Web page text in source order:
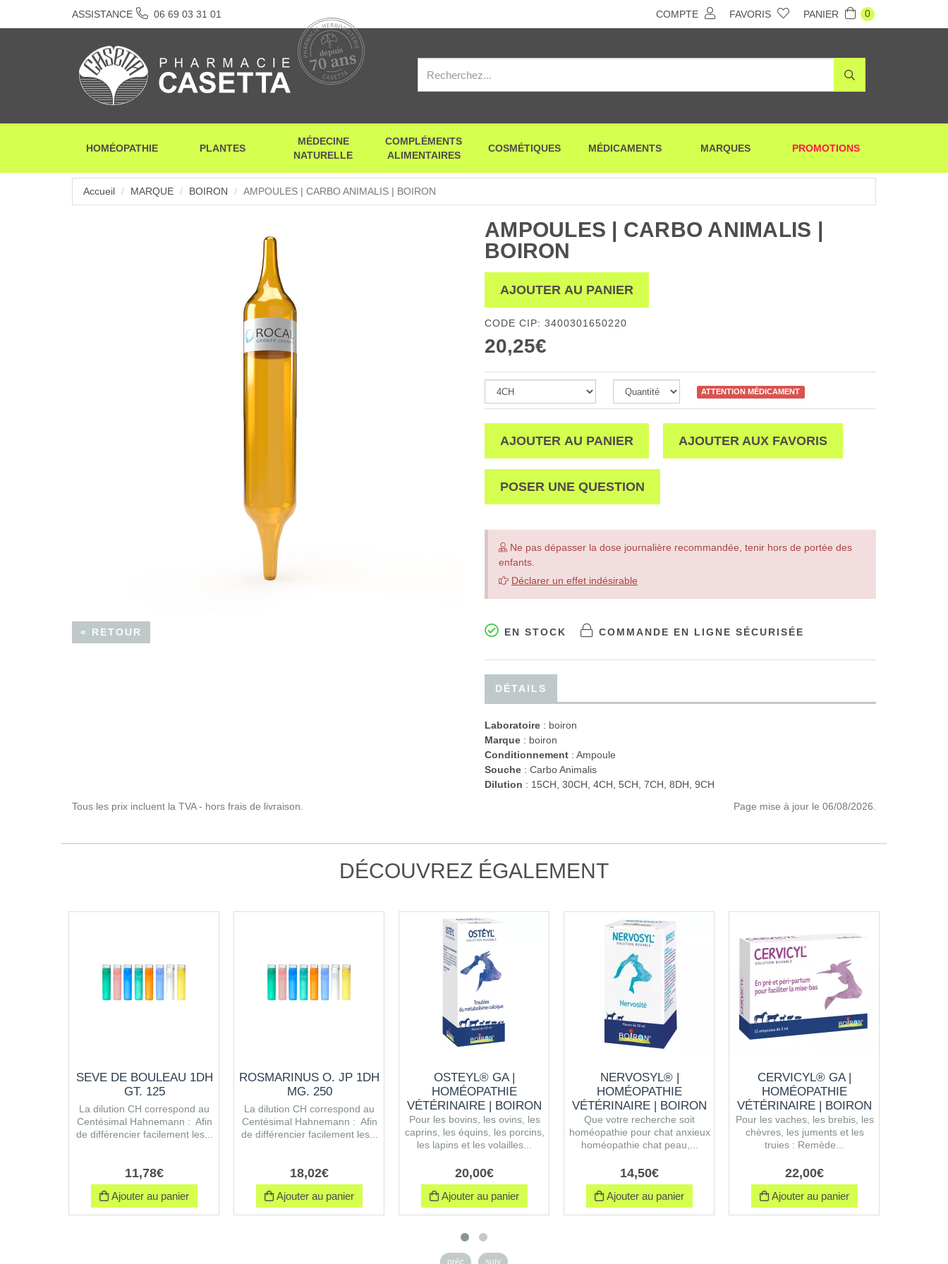
ASSISTANCE 06 69 03 31 01 COMPTE FAVORIS PANIER 0
HOMÉOPATHIE PLANTES
MÉDECINE
NATURELLE
COMPLÉMENTS
ALIMENTAIRES
COSMÉTIQUES MÉDICAMENTS MARQUES PROMOTIONS
Accueil MARQUE BOIRON AMPOULES | CARBO ANIMALIS | BOIRON
« RETOUR
AMPOULES | CARBO ANIMALIS |
BOIRON
AJOUTER AU PANIER
CODE CIP: 3400301650220
20,25€
ATTENTION MÉDICAMENT
AJOUTER AU PANIER AJOUTER AUX FAVORIS
POSER UNE QUESTION
Ne pas dépasser la dose journalière recommandée, tenir hors de portée des
enfants.
Déclarer un effet indésirable
EN STOCK COMMANDE EN LIGNE SÉCURISÉE
DÉTAILS
Laboratoire : boiron
Marque : boiron
Conditionnement : Ampoule
Souche : Carbo Animalis
Dilution : 15CH, 30CH, 4CH, 5CH, 7CH, 8DH, 9CH
Tous les prix incluent la TVA - hors frais de livraison.
Page mise à jour le 06/08/2026.
DÉCOUVREZ ÉGALEMENT
SEVE DE BOULEAU 1DH
GT. 125
La dilution CH correspond au
Centésimal Hahnemann : Afin
de différencier facilement les...
11,78€
Ajouter au panier
ROSMARINUS O. JP 1DH
MG. 250
La dilution CH correspond au
Centésimal Hahnemann : Afin
de différencier facilement les...
18,02€
Ajouter au panier
OSTEYL® GA |
HOMÉOPATHIE
VÉTÉRINAIRE | BOIRON
Pour les bovins, les ovins, les
caprins, les équins, les porcins,
les lapins et les volailles...
20,00€
Ajouter au panier
NERVOSYL® |
HOMÉOPATHIE
VÉTÉRINAIRE | BOIRON
Que votre recherche soit
homéopathie pour chat anxieux
homéopathie chat peau,...
14,50€
Ajouter au panier
CERVICYL® GA |
HOMÉOPATHIE
VÉTÉRINAIRE | BOIRON
Pour les vaches, les brebis, les
chèvres, les juments et les
truies : Remède...
22,00€
Ajouter au panier
préc suiv